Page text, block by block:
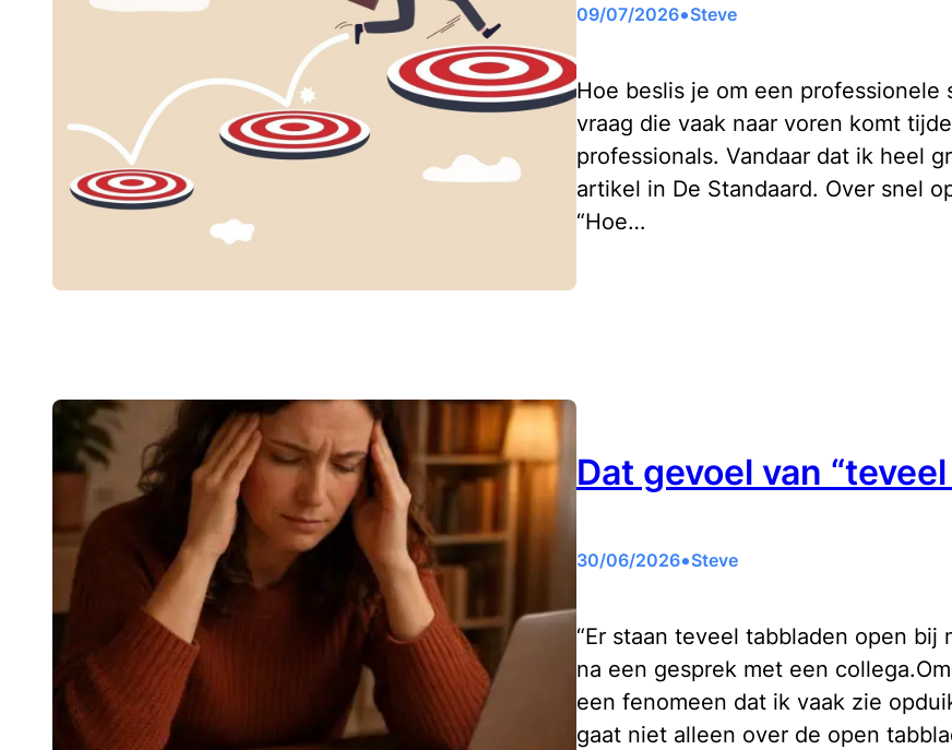
09/07/2026•Steve
Hoe beslis je om een
vraag die vaak naar voren komt
professionals. Vandaar dat ik heel
artikel in De Standaard. Over snel
“Hoe…
Dat gevoel van
30/06/2026•Steve
“Er staan teveel tabbladen open bij
na een gesprek met een
een fenomeen dat ik vaak zie
gaat niet alleen over de open